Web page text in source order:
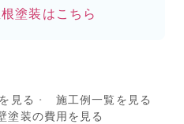
塗装はこちら
見る
施工例一覧を見る
塗装の費用を見る